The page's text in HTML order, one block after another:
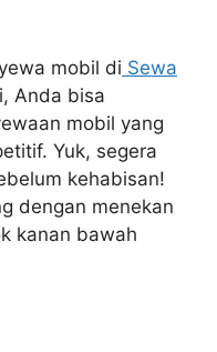
mobil di Sewa
Anda bisa
mobil yang
Yuk, segera
kehabisan!
dengan menekan
kanan bawah